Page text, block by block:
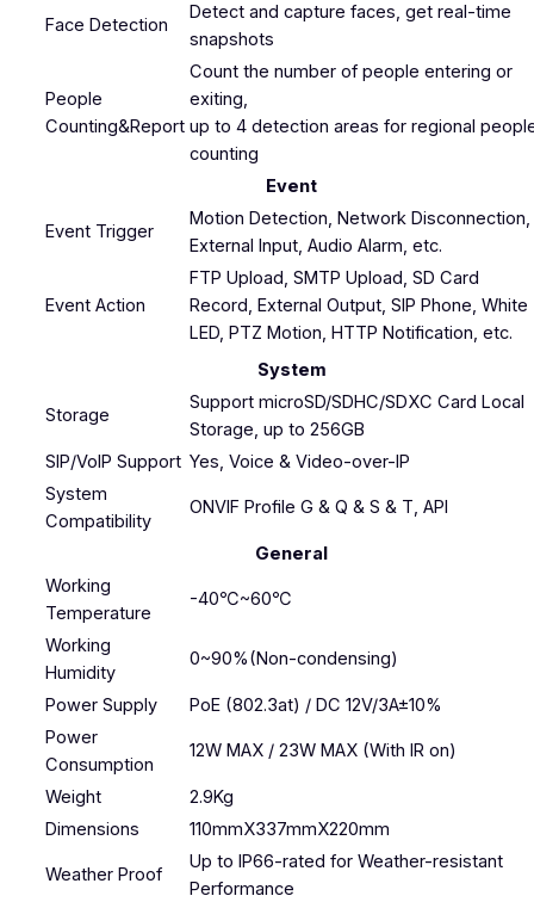
Face Detection
Detect and capture faces, get real-time
snapshots
People
Counting&Report
Count the number of people entering or
exiting,
up to 4 detection areas for regional
counting
Event
Event Trigger
Motion Detection, Network Disconnection,
External Input, Audio Alarm, etc.
Event Action
FTP Upload, SMTP Upload, SD Card
Record, External Output, SIP Phone, White
LED, PTZ Motion, HTTP Notification, etc.
System
Storage
Support microSD/SDHC/SDXC Card Local
Storage, up to 256GB
SIP/VoIP Support Yes, Voice & Video-over-IP
System
Compatibility
ONVIF Profile G & Q & S & T, API
General
Working
Temperature
-40℃~60℃
Working
Humidity
0~90%(Non-condensing)
Power Supply
PoE (802.3at) / DC 12V/3A±10%
Power
Consumption
12W MAX / 23W MAX (With IR on)
Weight
2.9Kg
Dimensions
110mmX337mmX220mm
Weather Proof
Up to IP66-rated for Weather-resistant
Performance